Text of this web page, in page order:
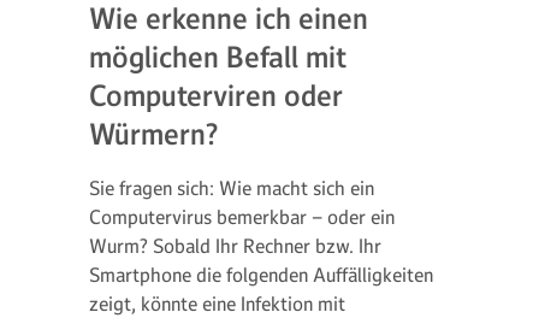
Wie erkenne ich einen
möglichen Befall mit
Computerviren oder
Würmern?
Sie fragen sich: Wie macht sich ein
Computervirus bemerkbar – oder ein
Wurm? Sobald Ihr Rechner bzw. Ihr
Smartphone die folgenden Auffälligkeiten
zeigt, könnte eine Infektion mit